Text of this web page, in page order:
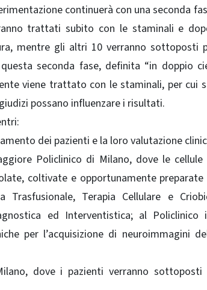
continuerà con una seconda
trattati subito con le staminali e
mentre gli altri 10 verranno sottoposti
seconda fase, definita “in doppio
viene trattato con le staminali, per cui
possano influenzare i risultati.
dei pazienti e la loro valutazione
Policlinico di Milano, dove le
coltivate e opportunamente preparate
Terapia Cellulare e
ed Interventistica; al Policlinico
per l’acquisizione di neuroimmagini
dove i pazienti verranno sottoposti